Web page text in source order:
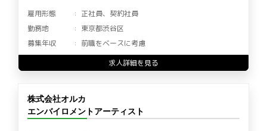
雇用形態
正社員、契約社員
勤務地
東京都渋谷区
募集年収
前職をベースに考慮
求人詳細を見る
株式会社オルカ
エンバイロメントアーティスト